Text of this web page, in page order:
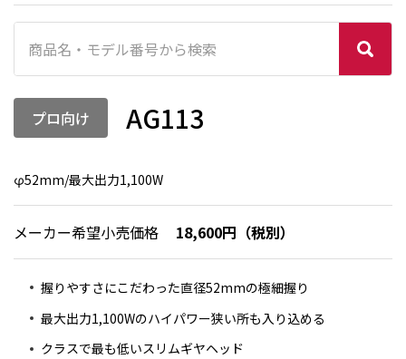
プロ向け AG113
φ52mm/最大出力1,100W
メーカー希望小売価格 18,600円（税別）
握りやすさにこだわった直径52mmの極細握り
最大出力1,100Wのハイパワー狭い所も入り込める
クラスで最も低いスリムギヤヘッド